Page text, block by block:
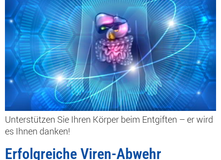
Unterstützen Sie Ihren Körper beim Entgiften – er wird
es Ihnen danken!
Erfolgreiche Viren-Abwehr